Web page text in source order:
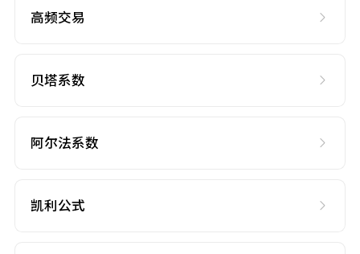
高频交易
贝塔系数
阿尔法系数
凯利公式